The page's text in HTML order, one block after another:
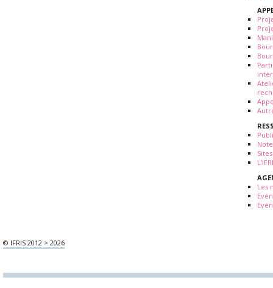
Les
© IFRIS 2012 > 2026